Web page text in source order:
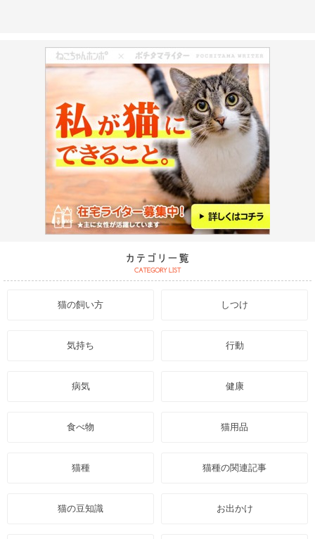
猫の飼い方 しつけ
気持ち 行動
病気 健康
食べ物 猫用品
猫種 猫種の関連記事
猫の豆知識 お出かけ